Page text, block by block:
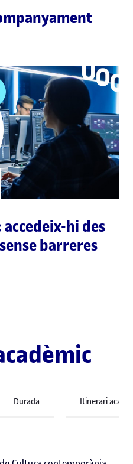
hi des
barreres
Durada Itinerari